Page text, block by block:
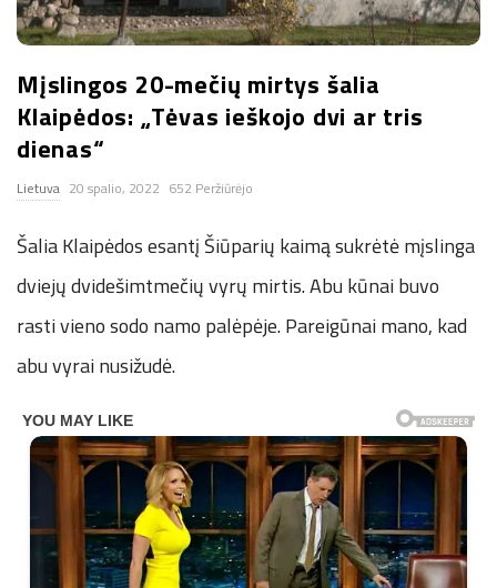
n
.
n
e
t
Mįslingos 20-mečių mirtys šalia
Klaipėdos: „Tėvas ieškojo dvi ar tris
dienas“
Lietuva 20 spalio, 2022 652 Peržiūrėjo
Šalia Klaipėdos esantį Šiūparių kaimą sukrėtė mįslinga
dviejų dvidešimtmečių vyrų mirtis. Abu kūnai buvo
rasti vieno sodo namo palėpėje. Pareigūnai mano, kad
abu vyrai nusižudė.